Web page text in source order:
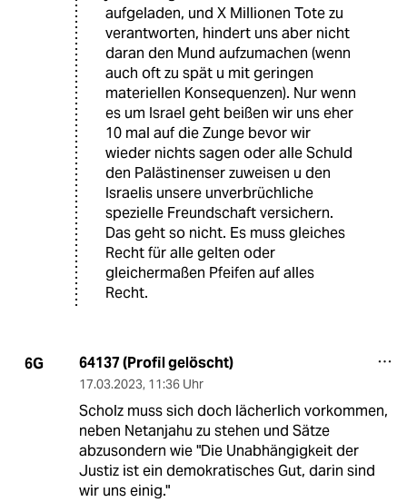
aufgeladen, und X Millionen Tote zu
verantworten, hindert uns aber nicht
daran den Mund aufzumachen (wenn
auch oft zu spät u mit geringen
materiellen Konsequenzen). Nur wenn
es um Israel geht beißen wir uns eher
10 mal auf die Zunge bevor wir
wieder nichts sagen oder alle Schuld
den Palästinenser zuweisen u den
Israelis unsere unverbrüchliche
spezielle Freundschaft versichern.
Das geht so nicht. Es muss gleiches
Recht für alle gelten oder
gleichermaßen Pfeifen auf alles
Recht.
6G 64137 (Profil gelöscht)
17.03.2023, 11:36 Uhr
Scholz muss sich doch lächerlich vorkommen,
neben Netanjahu zu stehen und Sätze
abzusondern wie "Die Unabhängigkeit der
Justiz ist ein demokratisches Gut, darin sind
wir uns einig."